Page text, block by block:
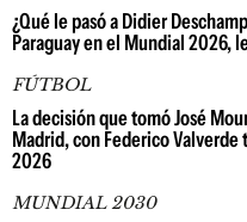
¿Qué le pasó a Didier
Paraguay en el Mundial 2026,
FÚTBOL
La decisión que tomó José
Madrid, con Federico
2026
MUNDIAL 2030